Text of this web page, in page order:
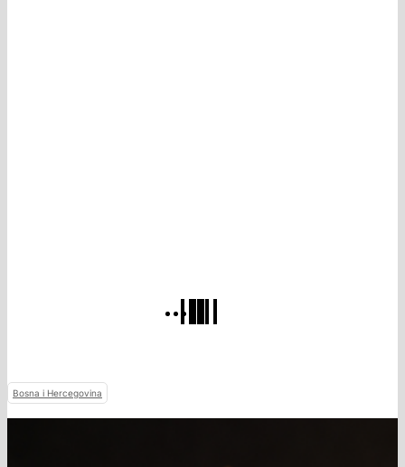
Bosna i Hercegovina